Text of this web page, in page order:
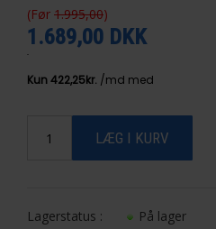
(Før 1.995,00)
1.689,00 DKK
Lagerstatus :
På lager